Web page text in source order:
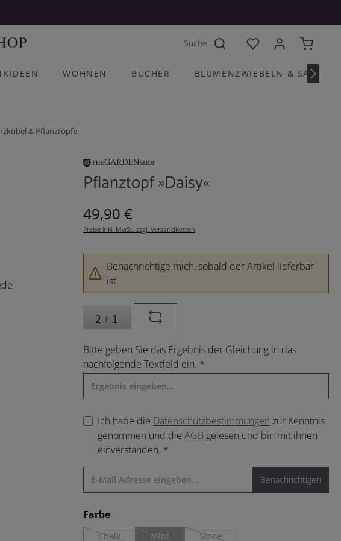
Du hast 0 Produkte
WOHNEN BÜCHER BLUMENZWIEBELN &
& Pflanztöpfe
Pflanztopf »Daisy«
Regulärer Preis:
49,90 €
Preise inkl. MwSt. zzgl. Versandkosten
Benachrichtige mich, sobald der Artikel lieferbar
ist.
Bitte geben Sie das Ergebnis der Gleichung in das
nachfolgende Textfeld ein. *
Ich habe die Datenschutzbestimmungen zur Kenntnis
genommen und die AGB gelesen und bin mit ihnen
einverstanden. *
Benachrichtigen
Farbeauswählen
Chalk Mint Stone